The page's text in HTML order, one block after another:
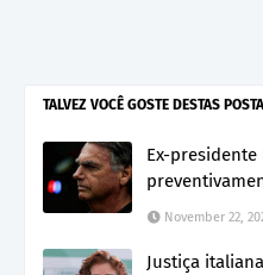
TALVEZ VOCÊ GOSTE DESTAS
Ex-
November 22,
Justiça